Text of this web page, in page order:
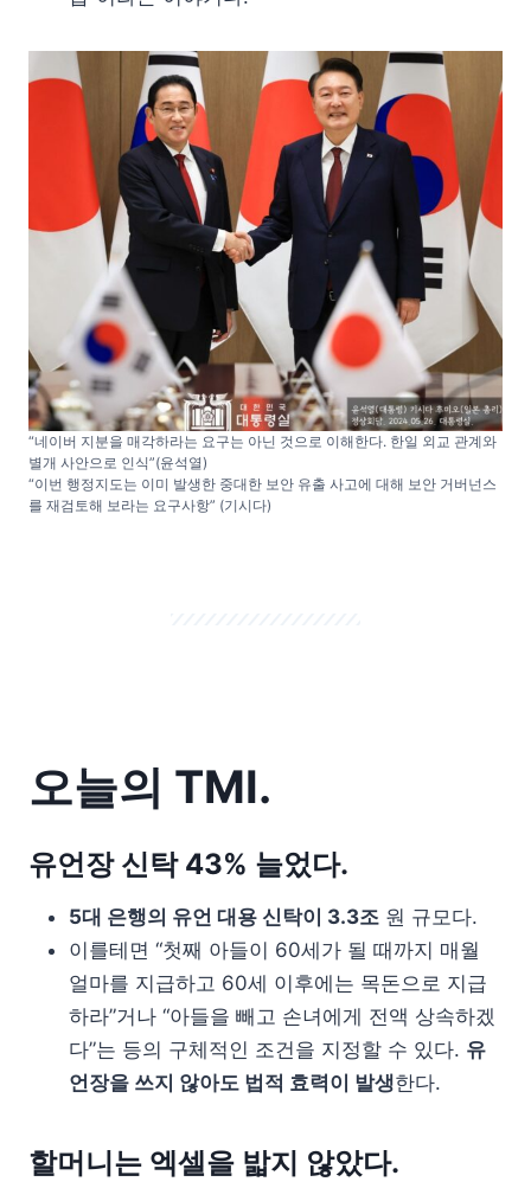
“네이버 지분을 매각하라는 요구는 아닌 것으로 이해한다. 한일 외교 관계와
별개 사안으로 인식”(윤석열)
“이번 행정지도는 이미 발생한 중대한 보안 유출 사고에 대해 보안 거버넌스
를 재검토해 보라는 요구사항” (기시다)
오늘의 TMI.
유언장 신탁 43% 늘었다.
5대 은행의 유언 대용 신탁이 3.3조 원 규모다.
이를테면 “첫째 아들이 60세가 될 때까지 매월
얼마를 지급하고 60세 이후에는 목돈으로 지급
하라”거나 “아들을 빼고 손녀에게 전액 상속하겠
다”는 등의 구체적인 조건을 지정할 수 있다. 유
언장을 쓰지 않아도 법적 효력이 발생한다.
할머니는 엑셀을 밟지 않았다.